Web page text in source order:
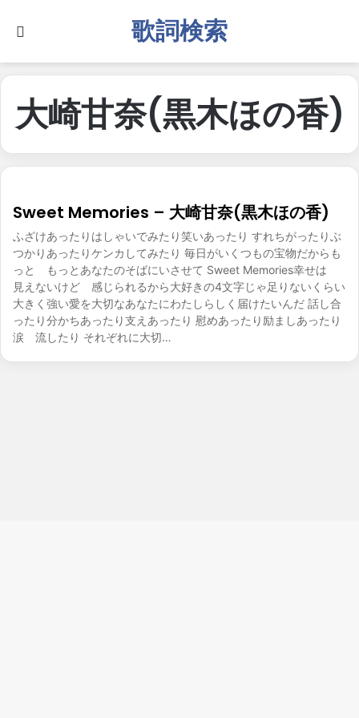
歌詞検索
大崎甘奈(黒木ほの香)
Sweet Memories – 大崎甘奈(黒木ほの香)
ふざけあったりはしゃいでみたり笑いあったり すれちがったりぶ
つかりあったりケンカしてみたり 毎日がいくつもの宝物だからも
っと もっとあなたのそばにいさせて Sweet Memories幸せは
見えないけど 感じられるから大好きの4文字じゃ足りないくらい
大きく強い愛を大切なあなたにわたしらしく届けたいんだ 話し合
ったり分かちあったり支えあったり 慰めあったり励ましあったり
涙 流したり それぞれに大切…